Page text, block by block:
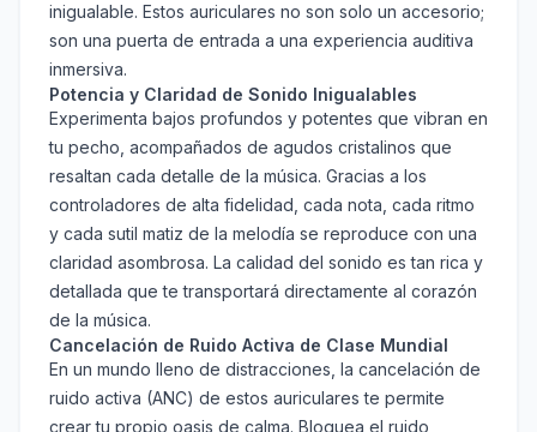
inigualable. Estos auriculares no son solo un accesorio;
son una puerta de entrada a una experiencia auditiva
inmersiva.
Potencia y Claridad de Sonido Inigualables
Experimenta bajos profundos y potentes que vibran en
tu pecho, acompañados de agudos cristalinos que
resaltan cada detalle de la música. Gracias a los
controladores de alta fidelidad, cada nota, cada ritmo
y cada sutil matiz de la melodía se reproduce con una
claridad asombrosa. La calidad del sonido es tan rica y
detallada que te transportará directamente al corazón
de la música.
Cancelación de Ruido Activa de Clase Mundial
En un mundo lleno de distracciones, la cancelación de
ruido activa (ANC) de estos auriculares te permite
crear tu propio oasis de calma. Bloquea el ruido